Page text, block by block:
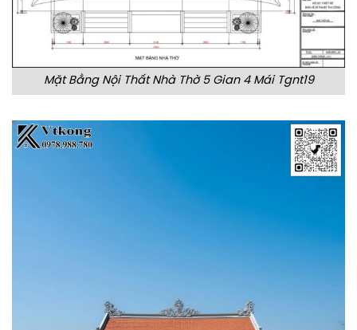
Mặt Bằng Nội Thất Nhà Thờ 5 Gian 4 Mái Tgnt19